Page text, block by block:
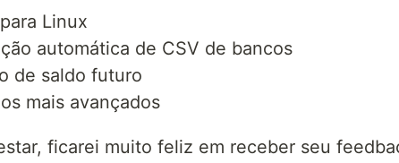
Linux
automática de CSV de bancos
de saldo futuro
mais avançados
ficarei muito feliz em receber seu